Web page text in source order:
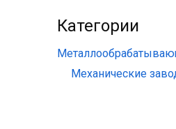
Категории
Механические